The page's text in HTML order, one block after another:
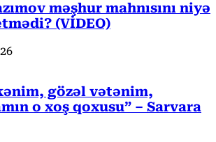
məşhur mahnısını niyə
(VİDEO)
gözəl vətənim,
o xoş qoxusu” – Sarvara